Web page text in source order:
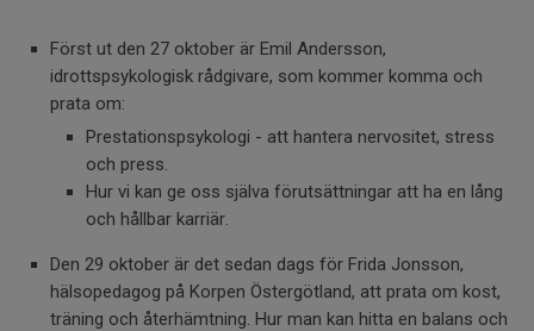
Först ut den 27 oktober är Emil Andersson,
idrottspsykologisk rådgivare, som kommer komma och
prata om:
Prestationspsykologi - att hantera nervositet, stress
och press.
Hur vi kan ge oss själva förutsättningar att ha en lång
och hållbar karriär.
Den 29 oktober är det sedan dags för Frida Jonsson,
hälsopedagog på Korpen Östergötland, att prata om kost,
träning och återhämtning. Hur man kan hitta en balans och